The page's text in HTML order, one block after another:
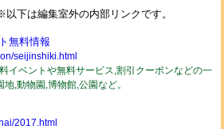
下は編集室外の内部リンクです。
無料情報
seijinshiki.html
イベントや無料サービス,割引クーポンなどの一
,動物園,博物館,公園など。
2017.html